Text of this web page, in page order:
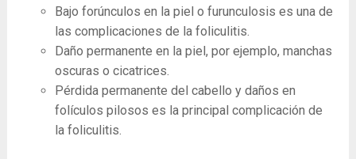
Bajo forúnculos en la piel o furunculosis es una de
las complicaciones de la foliculitis.
Daño permanente en la piel, por ejemplo, manchas
oscuras o cicatrices.
Pérdida permanente del cabello y daños en
folículos pilosos es la principal complicación de
la foliculitis.